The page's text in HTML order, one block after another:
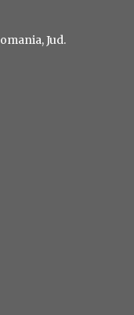
Jud.